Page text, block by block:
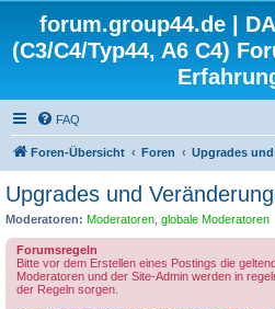
forum.group44.de |
(C3/C4/Typ44, A6 C4)
FAQ
Foren-Übersicht Foren Upgrades
Upgrades und
Moderatoren: Moderatoren globale Moderatoren
Forumsregeln
Bitte vor dem Erstellen eines Postings die
Moderatoren und der Site-Admin werden in
der Regeln sorgen.